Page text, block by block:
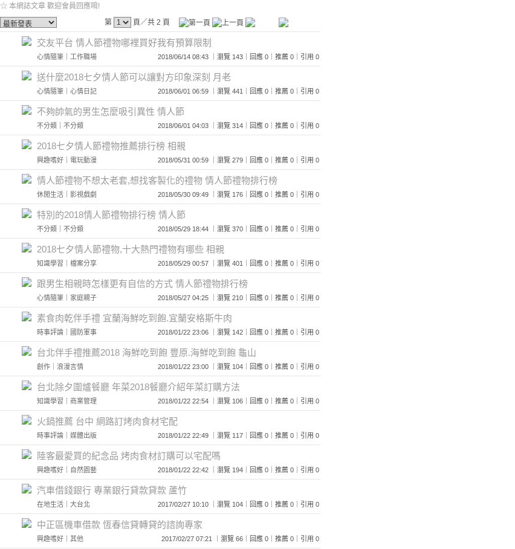
☆ 本網誌文章 歡迎會員回應唷!
第
頁／共 2 頁
交友平台 情人節禮物哪裡買好我有預算限制
心情隨筆 工作職場 2018/06/14 08:43 ｜瀏覽 143｜回應 0｜推薦 0｜引用 0
送什麼2018七夕情人節可以讓對方印象深刻 月老
心情隨筆 心情日記 2018/06/01 06:59 ｜瀏覽 441｜回應 0｜推薦 0｜引用 0
不夠帥氣的男生怎麼吸引異性 情人節
不分類 不分類 2018/06/01 04:03 ｜瀏覽 314｜回應 0｜推薦 0｜引用 0
2018七夕情人節禮物推薦排行榜 相親
興趣嗜好 電玩動漫 2018/05/31 00:59 ｜瀏覽 279｜回應 0｜推薦 0｜引用 0
情人節禮物不想太老套,想找客製化的禮物 情人節禮物排行榜
休閒生活 影視戲劇 2018/05/30 09:49 ｜瀏覽 176｜回應 0｜推薦 0｜引用 0
特別的2018情人節禮物排行榜 情人節
不分類 不分類 2018/05/29 18:44 ｜瀏覽 370｜回應 0｜推薦 0｜引用 0
2018七夕情人節禮物,十大熱門禮物有哪些 相親
知識學習 檔案分享 2018/05/29 00:57 ｜瀏覽 401｜回應 0｜推薦 0｜引用 0
跟男生相親時怎樣更有自信的方式 情人節禮物排行榜
心情隨筆 家庭親子 2018/05/27 04:25 ｜瀏覽 210｜回應 0｜推薦 0｜引用 0
素食肉乾伴手禮 宜蘭海鮮吃到飽.宜蘭安格斯牛肉
時事評論 國防軍事 2018/01/22 23:06 ｜瀏覽 142｜回應 0｜推薦 0｜引用 0
台北伴手禮推薦2018 海鮮吃到飽 豐原.海鮮吃到飽 龜山
創作 浪漫言情 2018/01/22 23:00 ｜瀏覽 104｜回應 0｜推薦 0｜引用 0
台北除夕圍爐餐廳 年菜2018餐廳介紹年菜訂購方法
知識學習 商業管理 2018/01/22 22:54 ｜瀏覽 106｜回應 0｜推薦 0｜引用 0
火鍋推薦 台中 網路訂烤肉食材宅配
時事評論 媒體出版 2018/01/22 22:49 ｜瀏覽 117｜回應 0｜推薦 0｜引用 0
陸客最愛買的紀念品 烤肉食材訂購可以宅配嗎
興趣嗜好 自然園藝 2018/01/22 22:42 ｜瀏覽 194｜回應 0｜推薦 0｜引用 0
汽車借錢銀行 專業銀行貸款貸款 蘆竹
在地生活 大台北 2017/02/27 10:10 ｜瀏覽 104｜回應 0｜推薦 0｜引用 0
中正區機車借款 恆春信貸轉貸的諮詢專家
興趣嗜好 其他 2017/02/27 07:21 ｜瀏覽 66｜回應 0｜推薦 0｜引用 0